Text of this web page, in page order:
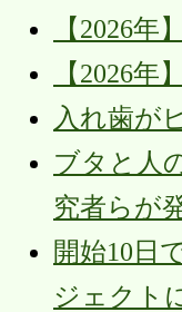
【2026
【2026
入れ歯が
ブタと人
究者らが
開始10日
ジェクト